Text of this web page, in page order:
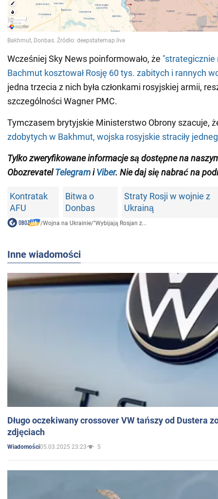
Wcześniej Sky News poinformowało, że "strategicznie
Bachmut kosztował Rosję 60 tys. zabitych i rannych
jedna trzecia z nich była członkami rosyjskiej armii,
szczególności Wagner PMC.
Tymczasem brytyjskie Ministerstwo Obrony szacuje,
zdobytych w Bakhmut, wojska rosyjskie straciły
Tylko zweryfikowane informacje są dostępne na
ObozrevatelTelegramiViber. Nie daj się nabrać na
Kontratak
AFU
Bitwa o
Donbas
Straty Rosji w wojnie z
Ukrainą
/Wojna na Ukrainie/"Wybijają Rosjan z...
Inne wiadomości
Długo oczekiwany crossover VW tańszy od Dustera
zdjęciach
Wiadomości05.03.2025 23:23 5